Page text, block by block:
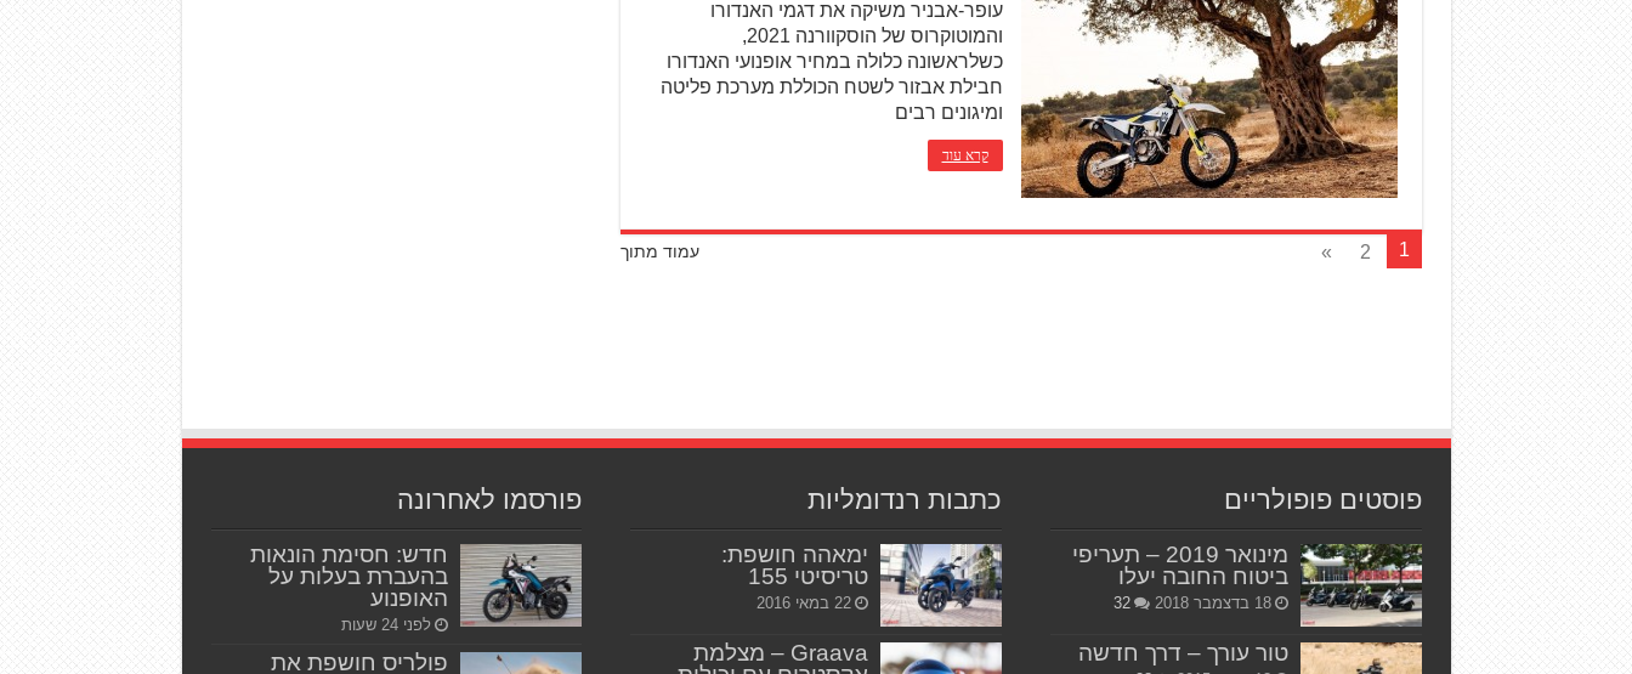
עופר-אבניר משיקה את דגמי האנדורו
והמוטוקרוס של הוסקוורנה 2021,
כשלראשונה כלולה במחיר אופנועי האנדורו
חבילת אבזור לשטח הכוללת מערכת פליטה
ומיגונים רבים
קרא עוד
עמוד מתוך 1
2
»
פוסטים פופולריים
מינואר 2019 – תעריפי
ביטוח החובה יעלו
18 בדצמבר 2018 32
טור עורך – דרך חדשה
כתבות רנדומליות
ימאהה חושפת:
טריסיטי 155
22 במאי 2016
Graava – מצלמת
פורסמו לאחרונה
חדש: חסימת הונאות
בהעברת בעלות על
האופנוע
לפני 24 שעות
פולריס חושפת את